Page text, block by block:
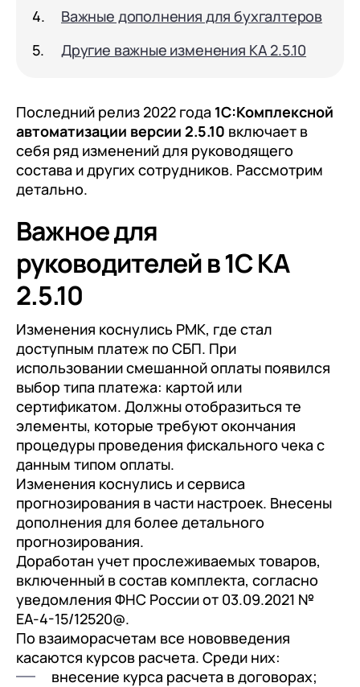
Важные дополнения для бухгалтеров
Другие важные изменения КА 2.5.10
Последний релиз 2022 года 1С:Комплексной
автоматизации версии 2.5.10 включает в
себя ряд изменений для руководящего
состава и других сотрудников. Рассмотрим
детально.
Важное для
руководителей в 1С КА
2.5.10
Изменения коснулись РМК, где стал
доступным платеж по СБП. При
использовании смешанной оплаты появился
выбор типа платежа: картой или
сертификатом. Должны отобразиться те
элементы, которые требуют окончания
процедуры проведения фискального чека с
данным типом оплаты.
Изменения коснулись и сервиса
прогнозирования в части настроек. Внесены
дополнения для более детального
прогнозирования.
Доработан учет прослеживаемых товаров,
включенный в состав комплекта, согласно
уведомления ФНС России от 03.09.2021 №
ЕА-4-15/12520@.
По взаиморасчетам все нововведения
касаются курсов расчета. Среди них:
внесение курса расчета в договорах;
Переход с Terrasoft CRM на 1С:CRM или
1С-Битрикс 24
Управление финансами (FRP)
1С:Управление холдингом
WA:Финансист
Отраслевые решения
Бизнес-аналитика (BI)
Управление взаимоотношениями
с клиентами (CRM)
1С:CRM
Лицензии 1С
Сервисы 1С
1С-ЭДО
1С:Контрагент
1С-Отчетность
1С:Фреш
Доки 1С
Прочие отрасли
Контакты
Релокация
Грейды
Отзывы сотрудников